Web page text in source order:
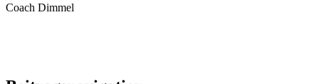
Coach Dimmel